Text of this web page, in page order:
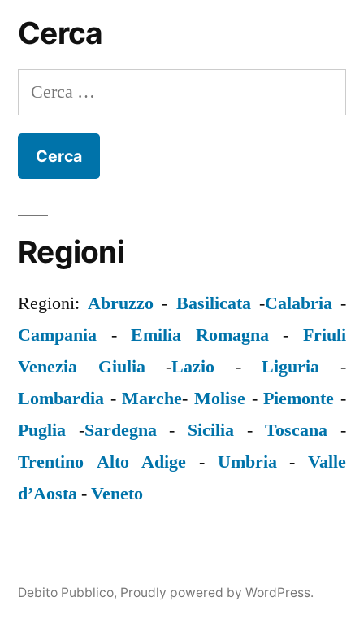
Cerca
Ricerca
per:
Regioni
Regioni:Abruzzo - Basilicata-Calabria-
Campania -Emilia Romagna-Friuli
Venezia Giulia-Lazio -Liguria -
Lombardia -Marche-Molise -Piemonte -
Puglia -Sardegna- Sicilia -Toscana -
Trentino Alto Adige - Umbria-Valle
d’Aosta-Veneto
Debito Pubblico, Proudly powered by WordPress.